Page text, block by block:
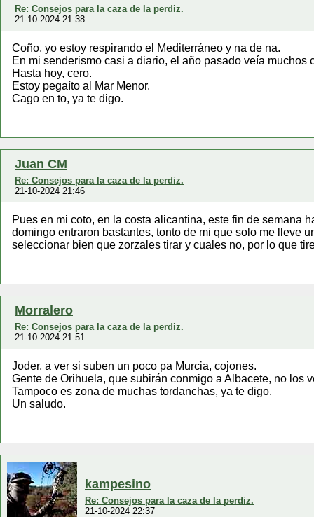
Re: Consejos para la caza de la perdiz.
21-10-2024 21:38
Coño, yo estoy respirando el Mediterráneo y na de na.
En mi senderismo casi a diario, el año pasado veía muchos
Hasta hoy, cero.
Estoy pegaíto al Mar Menor.
Cago en to, ya te digo.
Juan CM
Re: Consejos para la caza de la perdiz.
21-10-2024 21:46
Pues en mi coto, en la costa alicantina, este fin de semana
domingo entraron bastantes, tonto de mi que solo me lleve
seleccionar bien que zorzales tirar y cuales no, por lo que
Morralero
Re: Consejos para la caza de la perdiz.
21-10-2024 21:51
Joder, a ver si suben un poco pa Murcia, cojones.
Gente de Orihuela, que subirán conmigo a Albacete, no los
Tampoco es zona de muchas tordanchas, ya te digo.
Un saludo.
kampesino
Re: Consejos para la caza de la perdiz.
21-10-2024 22:37